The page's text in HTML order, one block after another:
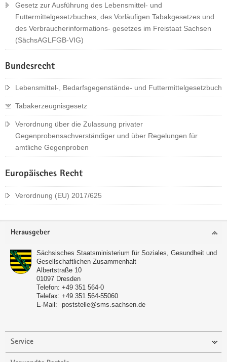
Gesetz zur Ausführung des Lebensmittel- und
Futtermittelgesetzbuches, des Vorläufigen Tabakgesetzes und
des Verbraucherinformations- gesetzes im Freistaat Sachsen
(SächsAGLFGB-VIG)
Bundesrecht
Lebensmittel-, Bedarfsgegenstände- und Futtermittelgesetzbuch
Tabakerzeugnisgesetz
Verordnung über die Zulassung privater
Gegenprobensachverständiger und über Regelungen für
amtliche Gegenproben
Europäisches Recht
Verordnung (EU) 2017/625
Footer-
Herausgeber
Sächsisches Staatsministerium für Soziales, Gesundheit und
Gesellschaftlichen Zusammenhalt
Albertstraße 10
01097 Dresden
Telefon: +49 351 564-0
Telefax: +49 351 564-55060
E-Mail:
poststelle@sms.sachsen.de
Service